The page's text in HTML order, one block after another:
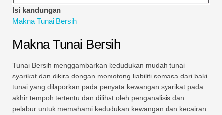
Tutorial Pemodelan Kewangan
Isi kandungan
Makna Tunai Bersih
Makna Tunai Bersih
Tunai Bersih menggambarkan kedudukan mudah tunai
syarikat dan dikira dengan memotong liabiliti semasa dari baki
tunai yang dilaporkan pada penyata kewangan syarikat pada
akhir tempoh tertentu dan dilihat oleh penganalisis dan
pelabur untuk memahami kedudukan kewangan dan kecairan